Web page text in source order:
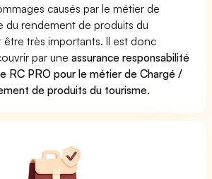
causés par le métier de
du rendement de produits du
très importants. Il est donc
par uneassurance responsabilité
RC PRO pour le métier de Chargé /
de produits du tourisme.